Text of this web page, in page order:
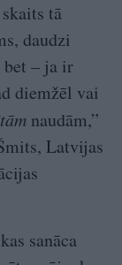
tā
daudzi
bet – ja ir
diemžēl vai
naudām,”
Latvijas
sanāca